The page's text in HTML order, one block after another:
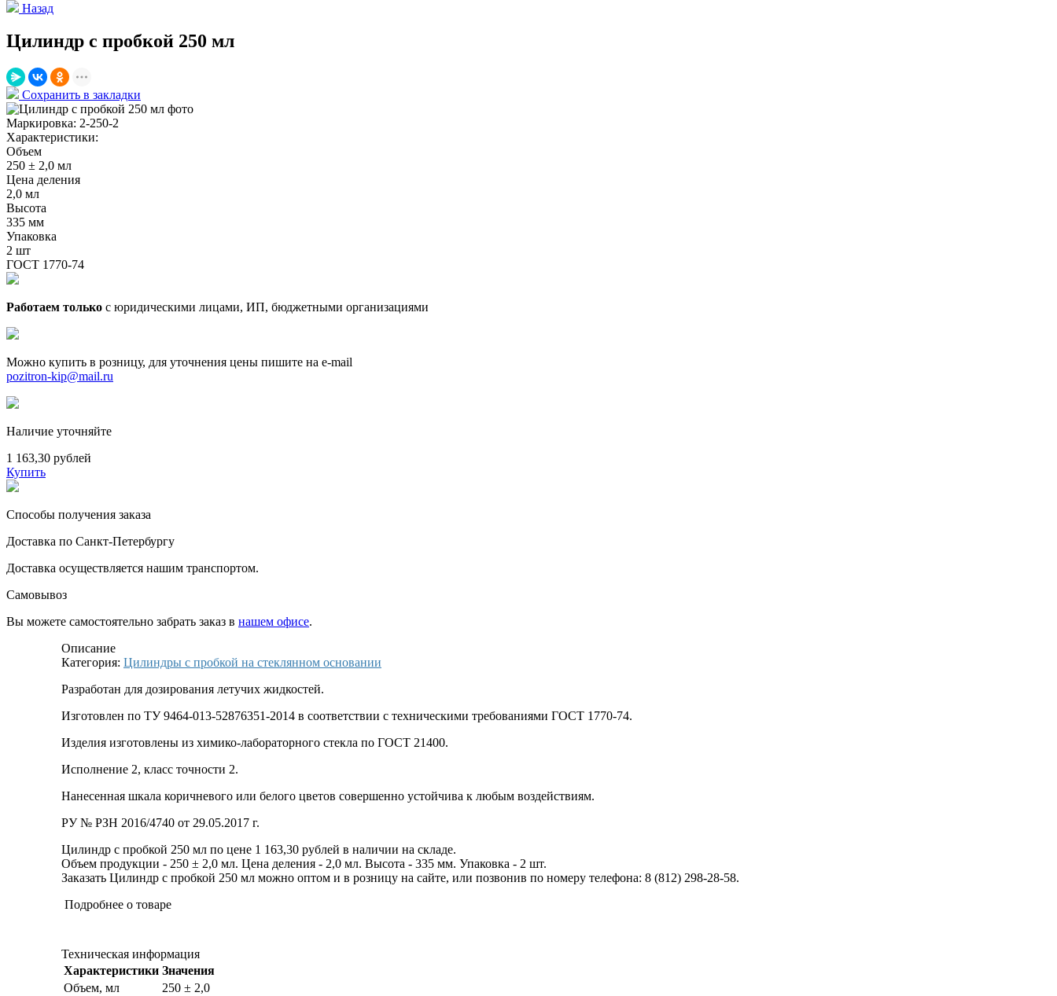
Назад
Цилиндр с пробкой 250 мл
Сохранить в закладки
Маркировка: 2-250-2
Характеристики:
Объем
250 ± 2,0 мл
Цена деления
2,0 мл
Высота
335 мм
Упаковка
2 шт
ГОСТ 1770-74
Работаем только с юридическими лицами, ИП, бюджетными организациями
Можно купить в розницу, для уточнения цены пишите на e-mail
pozitron-kip@mail.ru
Наличие уточняйте
1 163,30 рублей
Купить
Способы получения заказа
Доставка по Санкт-Петербургу
Доставка осуществляется нашим транспортом.
Самовывоз
Вы можете самостоятельно забрать заказ в нашем офисе.
Описание
Категория: Цилиндры с пробкой на стеклянном основании
Разработан для дозирования летучих жидкостей.
Изготовлен по ТУ 9464-013-52876351-2014 в соответствии с техническими требованиями ГОСТ 1770-74.
Изделия изготовлены из химико-лабораторного стекла по ГОСТ 21400.
Исполнение 2, класс точности 2.
Нанесенная шкала коричневого или белого цветов совершенно устойчива к любым воздействиям.
РУ № РЗН 2016/4740 от 29.05.2017 г.
Цилиндр с пробкой 250 мл по цене 1 163,30 рублей в наличии на складе.
Объем продукции - 250 ± 2,0 мл. Цена деления - 2,0 мл. Высота - 335 мм. Упаковка - 2 шт.
Заказать Цилиндр с пробкой 250 мл можно оптом и в розницу на сайте, или позвонив по номеру телефона: 8 (812) 298-28-58.
Подробнее о товаре
Техническая информация
Характеристики Значения
Объем, мл
250 ± 2,0